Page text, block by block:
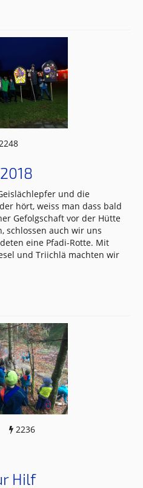
und die
hört, weiss man dass bald
Gefolgschaft vor der Hütte
schlossen auch wir uns
eine Pfadi-Rotte. Mit
und Triichlä machten wir
2236
Hilf